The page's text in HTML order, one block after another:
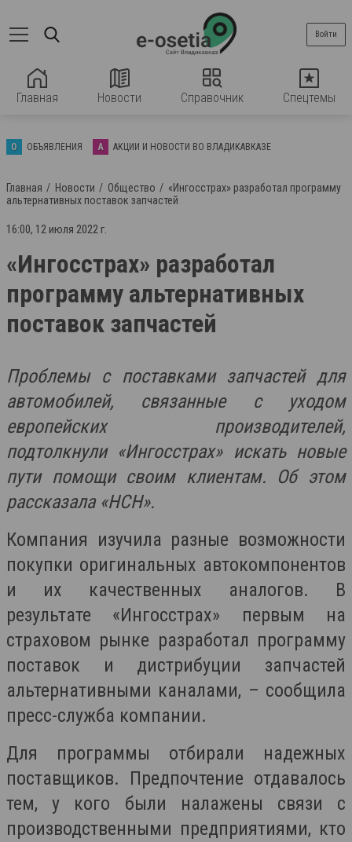
Главная Новости Справочник Спецтемы
Войти
О ОБЪЯВЛЕНИЯ А АКЦИИ И НОВОСТИ ВО ВЛАДИКАВКАЗЕ
Главная Новости Общество
«Ингосстрах» разработал программу
альтернативных поставок запчастей
16:00, 12 июля 2022 г.
«Ингосстрах» разработал
программу альтернативных
поставок запчастей
Проблемы с поставками запчастей для
автомобилей, связанные с уходом
европейских производителей,
подтолкнули «Ингосстрах» искать новые
пути помощи своим клиентам. Об этом
рассказала «НСН».
Компания изучила разные возможности
покупки оригинальных автокомпонентов
и их качественных аналогов. В
результате «Ингосстрах» первым на
страховом рынке разработал программу
поставок и дистрибуции запчастей
альтернативными каналами, – сообщила
пресс-служба компании.
Для программы отбирали надежных
поставщиков. Предпочтение отдавалось
тем, у кого были налажены связи с
производственными предприятиями, кто